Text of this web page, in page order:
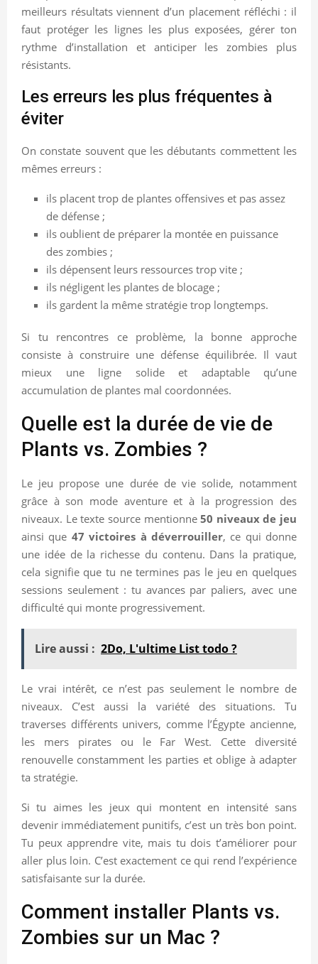
meilleurs résultats viennent d’un placement réfléchi : il
faut protéger les lignes les plus exposées, gérer ton
rythme d’installation et anticiper les zombies plus
résistants.
Les erreurs les plus fréquentes à
éviter
On constate souvent que les débutants commettent les
mêmes erreurs :
ils placent trop de plantes offensives et pas assez
de défense ;
ils oublient de préparer la montée en puissance
des zombies ;
ils dépensent leurs ressources trop vite ;
ils négligent les plantes de blocage ;
ils gardent la même stratégie trop longtemps.
Si tu rencontres ce problème, la bonne approche
consiste à construire une défense équilibrée. Il vaut
mieux une ligne solide et adaptable qu’une
accumulation de plantes mal coordonnées.
Quelle est la durée de vie de
Plants vs. Zombies ?
Le jeu propose une durée de vie solide, notamment
grâce à son mode aventure et à la progression des
niveaux. Le texte source mentionne50 niveaux de jeu
ainsi que 47 victoires à déverrouiller, ce qui donne
une idée de la richesse du contenu. Dans la pratique,
cela signifie que tu ne termines pas le jeu en quelques
sessions seulement : tu avances par paliers, avec une
difficulté qui monte progressivement.
Lire aussi : 2Do, L'ultime List todo ?
Le vrai intérêt, ce n’est pas seulement le nombre de
niveaux. C’est aussi la variété des situations. Tu
traverses différents univers, comme l’Égypte ancienne,
les mers pirates ou le Far West. Cette diversité
renouvelle constamment les parties et oblige à adapter
ta stratégie.
Si tu aimes les jeux qui montent en intensité sans
devenir immédiatement punitifs, c’est un très bon point.
Tu peux apprendre vite, mais tu dois t’améliorer pour
aller plus loin. C’est exactement ce qui rend l’expérience
satisfaisante sur la durée.
Comment installer Plants vs.
Zombies sur un Mac ?